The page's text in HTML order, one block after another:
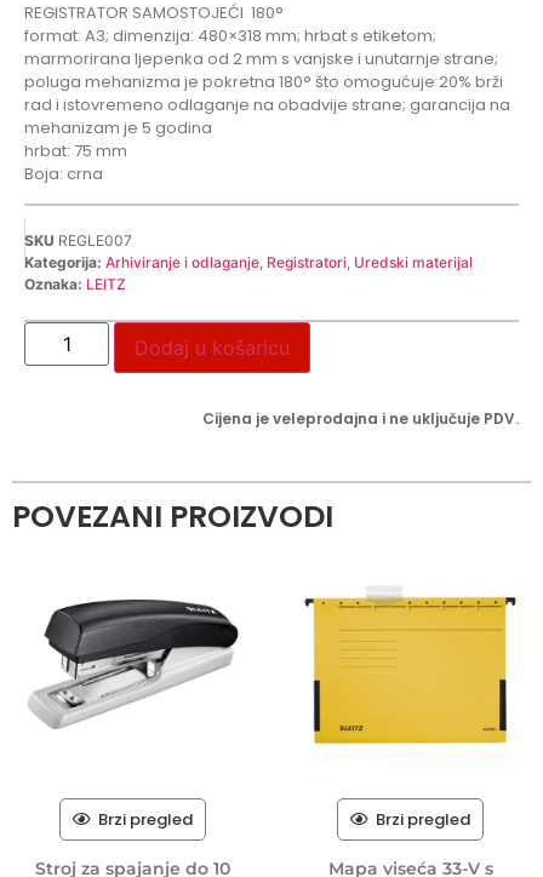
REGISTRATOR SAMOSTOJEĆI 180°
format: A3; dimenzija: 480×318 mm; hrbat s etiketom;
marmorirana ljepenka od 2 mm s vanjske i unutarnje strane;
poluga mehanizma je pokretna 180° što omogućuje 20% brži
rad i istovremeno odlaganje na obadvije strane; garancija na
mehanizam je 5 godina
hrbat: 75 mm
Boja: crna
SKU REGLE007
Kategorija: Arhiviranje i odlaganje Registratori Uredski materijal
Oznaka: LEITZ
Dodaj u košaricu
Cijena je veleprodajna i ne uključuje PDV.
POVEZANI PROIZVODI
Brzi pregled
Stroj za spajanje do 10
Brzi pregled
Mapa viseća 33-V s